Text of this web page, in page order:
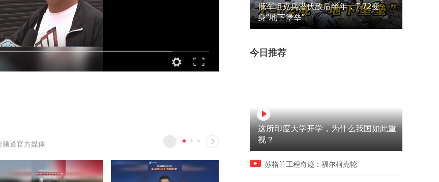
道官方媒体
俄军坦克兵潜伏敌后半年，T-72变
身“地下堡垒”
今日推荐
这所印度大学开学，为什么我国如此重
视？
苏格兰工程奇迹：福尔柯克轮